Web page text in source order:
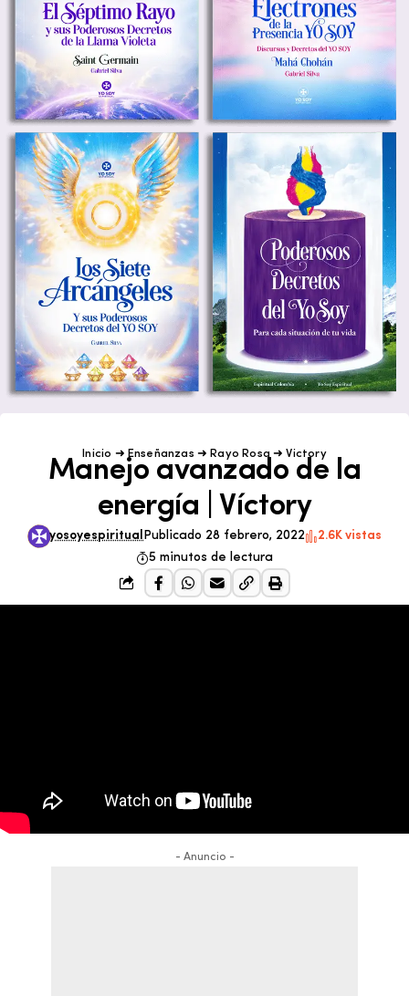
Inicio ➜ Enseñanzas ➜ Rayo Rosa ➜Victory
Manejo avanzado de la
energía | Víctory
yosoyespiritual Publicado 28 febrero, 2022
2.6K vistas
5 minutos de lectura
- Anuncio -